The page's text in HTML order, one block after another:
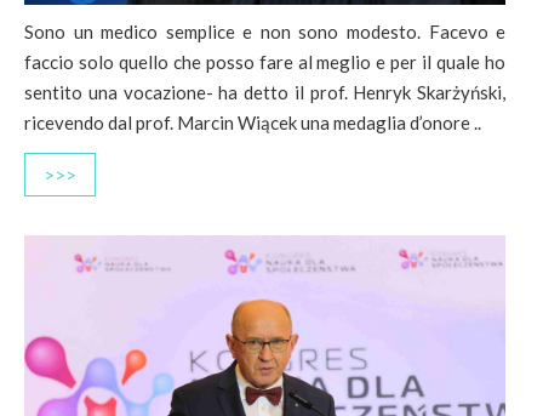
Sono un medico semplice e non sono modesto. Facevo e
faccio solo quello che posso fare al meglio e per il quale ho
sentito una vocazione- ha detto il prof. Henryk Skarżyński,
ricevendo dal prof. Marcin Wiącek una medaglia d’onore ..
>>>